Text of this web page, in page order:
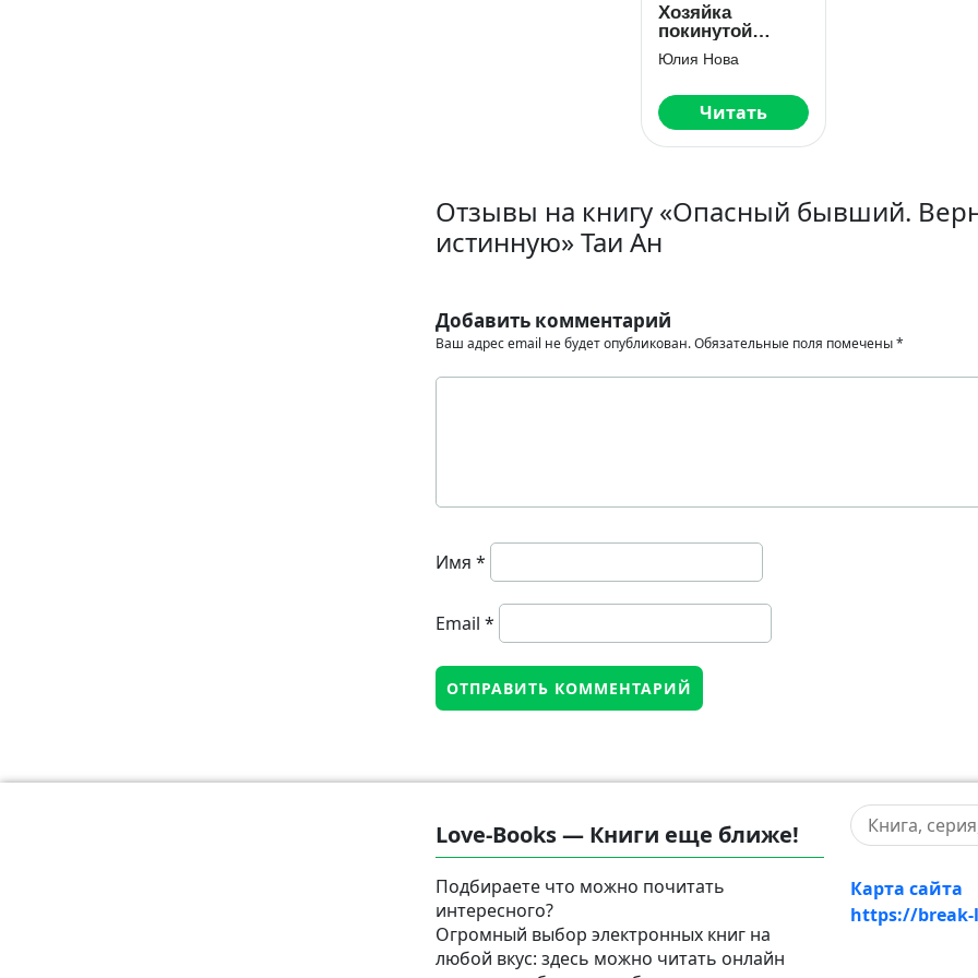
Хозяйка
покинутой
усадьбы
Юлия Нова
Читать
Отзывы на книгу «Опасный бывший.
истинную» Таи Ан
Добавить комментарий
Ваш адрес email не будет опубликован.Обязательные поля помечены*
Имя *
Email *
Love-Books — Книги еще ближе!
Подбираете что можно почитать
интересного?
Огромный выбор электронных книг на
любой вкус: здесь можно читать онлайн
Карта сайта
https://break-